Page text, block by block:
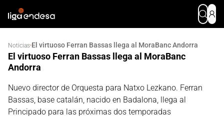
Noticias·El virtuoso Ferran Bassas llega al MoraBanc Andorra
El virtuoso Ferran Bassas llega al MoraBanc
Andorra
Nuevo director de Orquesta para Natxo Lezkano. Ferran
Bassas, base catalán, nacido en Badalona, llega al
Principado para las próximas dos temporadas